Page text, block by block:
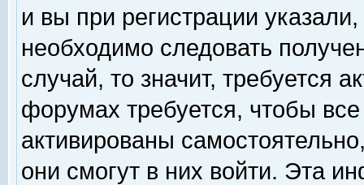
и вы при регистрации
необходимо следовать
случай, то значит, требуется
форумах требуется, чтобы
активированы
они смогут в них войти. Эта